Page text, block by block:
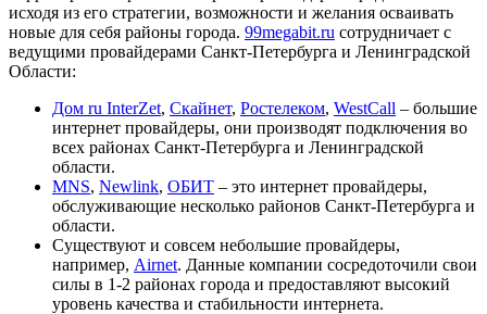
исходя из его стратегии, возможности и желания осваивать
новые для себя районы города. 99megabit.ru сотрудничает с
ведущими провайдерами Санкт-Петербурга и Ленинградской
Области:
Дом ru InterZet, Скайнет, Ростелеком, WestCall – большие
интернет провайдеры, они производят подключения во
всех районах Санкт-Петербурга и Ленинградской
области.
MNS, Newlink, ОБИТ – это интернет провайдеры,
обслуживающие несколько районов Санкт-Петербурга и
области.
Существуют и совсем небольшие провайдеры,
например, Airnet. Данные компании сосредоточили свои
силы в 1-2 районах города и предоставляют высокий
уровень качества и стабильности интернета.